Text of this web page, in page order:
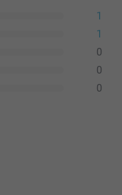
1
1
0
0
0